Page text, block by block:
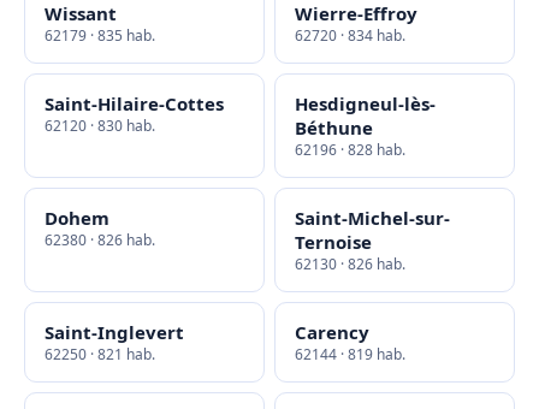
Wissant
62179 · 835 hab.
Wierre-Effroy
62720 · 834 hab.
Saint-Hilaire-Cottes
62120 · 830 hab.
Hesdigneul-lès-
Béthune
62196 · 828 hab.
Dohem
62380 · 826 hab.
Saint-Michel-sur-
Ternoise
62130 · 826 hab.
Saint-Inglevert
62250 · 821 hab.
Carency
62144 · 819 hab.